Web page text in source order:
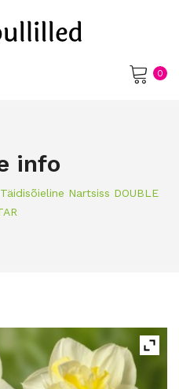
0
info
Täidisõieline Nartsiss DOUBLE